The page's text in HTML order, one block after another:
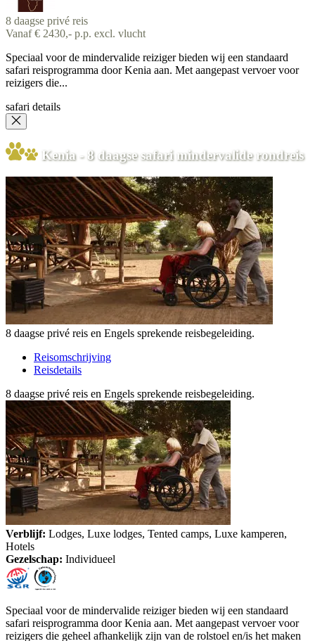
8 daagse privé reis
Vanaf € 2430,- p.p. excl. vlucht
Speciaal voor de mindervalide reiziger bieden wij een standaard
safari reisprogramma door Kenia aan. Met aangepast vervoer voor
reizigers die...
safari details
Kenia - 8 daagse safari mindervalide rondreis
8 daagse privé reis en Engels sprekende reisbegeleiding.
Reisomschrijving
Reisdetails
8 daagse privé reis en Engels sprekende reisbegeleiding.
Verblijf: Lodges, Luxe lodges, Tented camps, Luxe kamperen,
Hotels
Gezelschap: Individueel
Speciaal voor de mindervalide reiziger bieden wij een standaard
safari reisprogramma door Kenia aan. Met aangepast vervoer voor
reizigers die geheel afhankelijk zijn van de rolstoel en/is het maken